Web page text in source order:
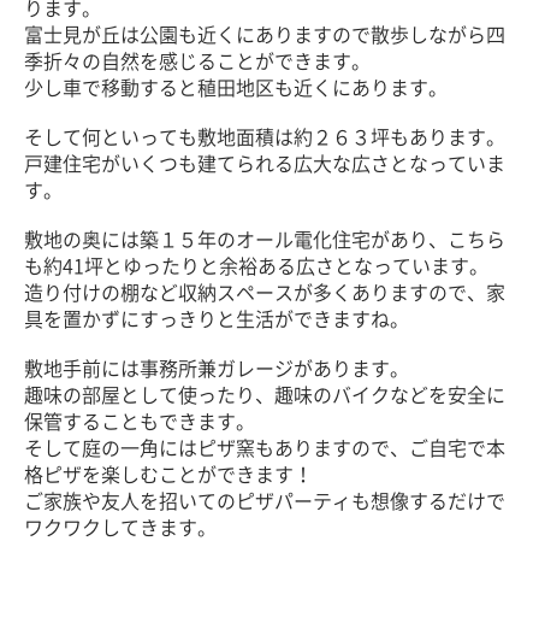
ります。
富士見が丘は公園も近くにありますので散歩しながら四
季折々の自然を感じることができます。
少し車で移動すると稙田地区も近くにあります。
そして何といっても敷地面積は約２６３坪もあります。
戸建住宅がいくつも建てられる広大な広さとなっていま
す。
敷地の奥には築１５年のオール電化住宅があり、こちら
も約41坪とゆったりと余裕ある広さとなっています。
造り付けの棚など収納スペースが多くありますので、家
具を置かずにすっきりと生活ができますね。
敷地手前には事務所兼ガレージがあります。
趣味の部屋として使ったり、趣味のバイクなどを安全に
保管することもできます。
そして庭の一角にはピザ窯もありますので、ご自宅で本
格ピザを楽しむことができます！
ご家族や友人を招いてのピザパーティも想像するだけで
ワクワクしてきます。